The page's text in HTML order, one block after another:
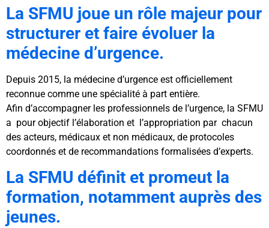
La SFMU joue un rôle majeur pour
structurer et faire évoluer la
médecine d’urgence.
Depuis 2015, la médecine d’urgence est officiellement
reconnue comme une spécialité à part entière.
Afin d’accompagner les professionnels de l’urgence, la SFMU
a pour objectif l’élaboration et l’appropriation par chacun
des acteurs, médicaux et non médicaux, de protocoles
coordonnés et de recommandations formalisées d’experts.
La SFMU définit et promeut la
formation, notamment auprès des
jeunes.